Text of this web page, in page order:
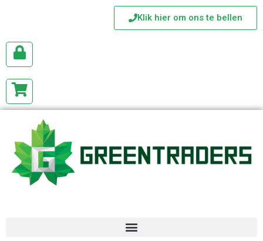
Klik hier om ons te bellen